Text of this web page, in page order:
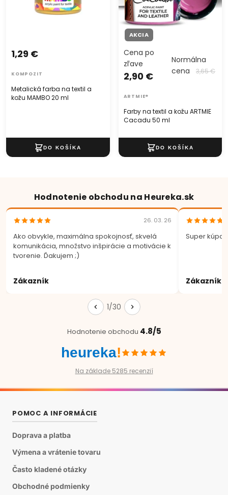
Metalická farba na textil a
kožu MAMBO 20 ml
1,29 €
KOMPOZIT
AKCIA
Farby na textil a kožu ARTMIE
Cacadu 50 ml
Cena po
zľave
2,90 €
Normálna
cena
3,65 €
ARTMIE®
Hodnotenie obchodu na Heureka.sk
26. 03. 26
Ako obvykle, maximálna spokojnosť, skvelá
komunikácia, množstvo inšpirácie a motivácie k
tvorenie. Ďakujem ;)
Zákazník
Super
Zákazník
1/30
Hodnotenie obchodu 4.8/5
heureka!
Na základe 5285 recenzií
POMOC A INFORMÁCIE
Doprava a platba
Výmena a vrátenie tovaru
Často kladené otázky
Obchodné podmienky